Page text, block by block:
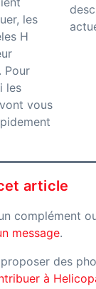
les
H
Pour
les
vous
article
complément
message.
des
à